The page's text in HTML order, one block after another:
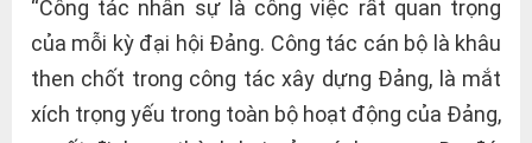
“Công tác nhân sự là công việc rất quan trọng
của mỗi kỳ đại hội Đảng. Công tác cán bộ là khâu
then chốt trong công tác xây dựng Đảng, là mắt
xích trọng yếu trong toàn bộ hoạt động của Đảng,